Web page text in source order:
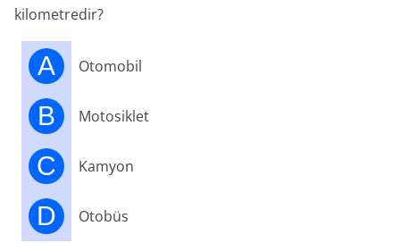
kilometredir?
A Otomobil
B Motosiklet
C Kamyon
D Otobüs